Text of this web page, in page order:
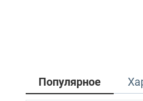
Популярное